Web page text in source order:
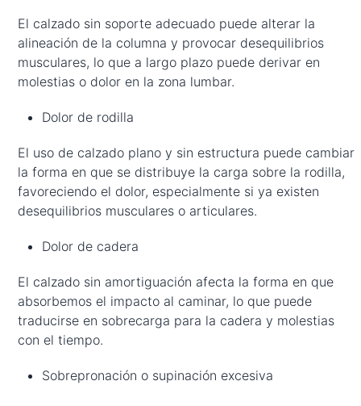
El calzado sin soporte adecuado puede alterar la
alineación de la columna y provocar desequilibrios
musculares, lo que a largo plazo puede derivar en
molestias o dolor en la zona lumbar.
Dolor de rodilla
El uso de calzado plano y sin estructura puede cambiar
la forma en que se distribuye la carga sobre la rodilla,
favoreciendo el dolor, especialmente si ya existen
desequilibrios musculares o articulares.
Dolor de cadera
El calzado sin amortiguación afecta la forma en que
absorbemos el impacto al caminar, lo que puede
traducirse en sobrecarga para la cadera y molestias
con el tiempo.
Sobrepronación o supinación excesiva